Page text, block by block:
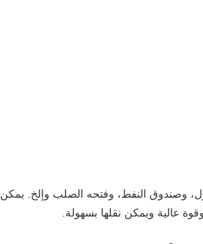
وصندوق النفط، وفتحه الصلب وإلخ. يمكن
عالية ويمكن نقلها بسهولة.